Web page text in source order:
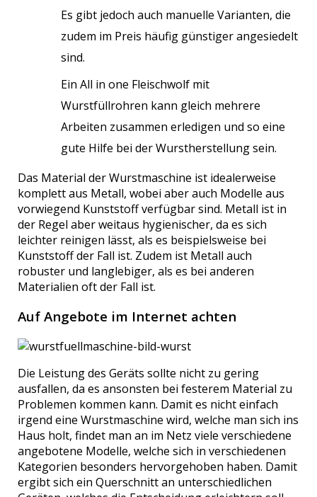
Es gibt jedoch auch manuelle Varianten, die
zudem im Preis häufig günstiger angesiedelt
sind.
Ein All in one Fleischwolf mit
Wurstfüllrohren kann gleich mehrere
Arbeiten zusammen erledigen und so eine
gute Hilfe bei der Wurstherstellung sein.
Das Material der Wurstmaschine ist idealerweise
komplett aus Metall, wobei aber auch Modelle aus
vorwiegend Kunststoff verfügbar sind. Metall ist in
der Regel aber weitaus hygienischer, da es sich
leichter reinigen lässt, als es beispielsweise bei
Kunststoff der Fall ist. Zudem ist Metall auch
robuster und langlebiger, als es bei anderen
Materialien oft der Fall ist.
Auf Angebote im Internet achten
Die Leistung des Geräts sollte nicht zu gering
ausfallen, da es ansonsten bei festerem Material zu
Problemen kommen kann. Damit es nicht einfach
irgend eine Wurstmaschine wird, welche man sich ins
Haus holt, findet man an im Netz viele verschiedene
angebotene Modelle, welche sich in verschiedenen
Kategorien besonders hervorgehoben haben. Damit
ergibt sich ein Querschnitt an unterschiedlichen